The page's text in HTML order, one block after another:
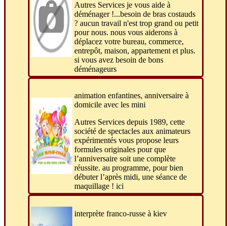
Autres Services je vous aide à
déménager !...besoin de bras costauds
? aucun travail n'est trop grand ou petit
pour nous. nous vous aiderons à
déplacez votre bureau, commerce,
entrepôt, maison, appartement et plus.
si vous avez besoin de bons
déménageurs
animation enfantines, anniversaire à
domicile avec les mini
Autres Services depuis 1989, cette
société de spectacles aux animateurs
expérimentés vous propose leurs
formules originales pour que
l’anniversaire soit une complète
réussite. au programme, pour bien
débuter l’après midi, une séance de
maquillage ! ici
interprète franco-russe à kiev